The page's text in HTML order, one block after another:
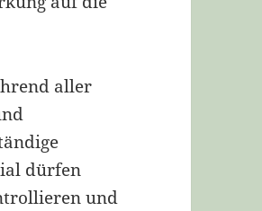
aller
dürfen
und